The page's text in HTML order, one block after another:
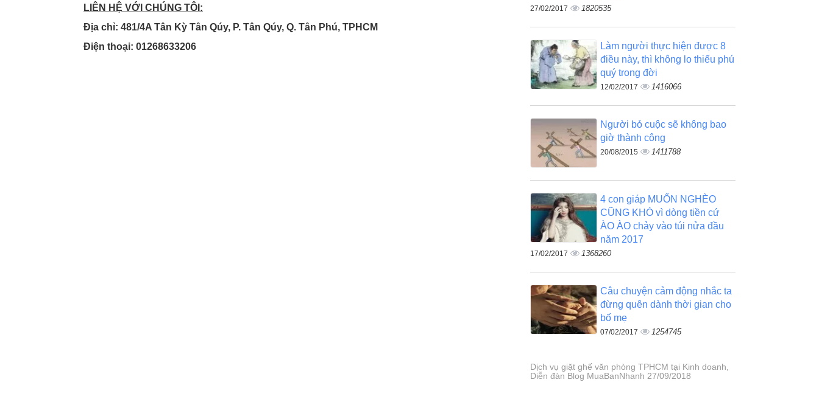
LIÊN HỆ VỚI CHÚNG TÔI:
Địa chỉ: 481/4A Tân Kỳ Tân Qúy, P. Tân Qúy, Q. Tân Phú, TPHCM
Điện thoại: 01268633206
27/02/2017 1820535
Làm người thực hiện được 8
điều này, thì không lo thiếu phú
quý trong đời
12/02/2017 1416066
Người bỏ cuộc sẽ không bao
giờ thành công
20/08/2015 1411788
4 con giáp MUỐN NGHÈO
CŨNG KHÓ vì dòng tiền cứ
ÀO ÀO chảy vào túi nửa đầu
năm 2017
17/02/2017 1368260
Câu chuyện cảm động nhắc ta
đừng quên dành thời gian cho
bố mẹ
07/02/2017 1254745
Dịch vụ giặt ghế văn phòng TPHCM tại Kinh doanh,
Diễn đàn Blog MuaBanNhanh 27/09/2018